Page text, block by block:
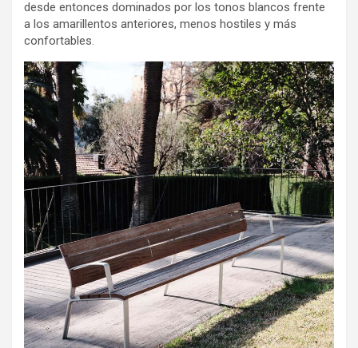
desde entonces dominados por los tonos blancos frente
a los amarillentos anteriores, menos hostiles y más
confortables.